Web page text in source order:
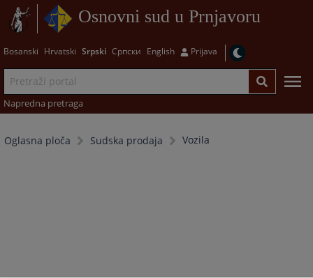
Osnovni sud u Prnjavoru
Bosanski Hrvatski Srpski Српски English Prijava
Napredna pretraga
Oglasna ploča Sudska prodaja Vozila